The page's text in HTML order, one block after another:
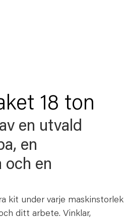
18 ton
en utvald
en
och en
kit under varje maskinstorlek
ditt arbete. Vinklar,